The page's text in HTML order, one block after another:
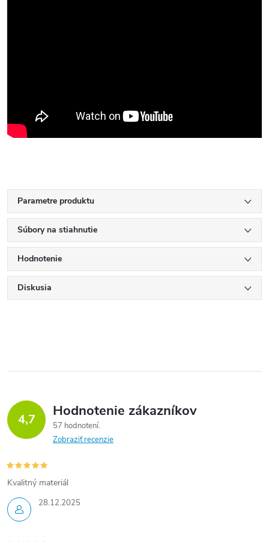
Parametre produktu
Súbory na stiahnutie
Hodnotenie
Diskusia
4,7 Hodnotenie zákazníkov
57 hodnotení
Zobraziť recenzie
28.12.2025
Kvalitný materiál